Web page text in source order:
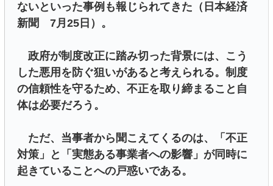
ないといった事例も報じられてきた（日本経済
新聞 7月25日）。
政府が制度改正に踏み切った背景には、こう
した悪用を防ぐ狙いがあると考えられる。制度
の信頼性を守るため、不正を取り締まること自
体は必要だろう。
ただ、当事者から聞こえてくるのは、「不正
対策」と「実態ある事業者への影響」が同時に
起きていることへの戸惑いである。